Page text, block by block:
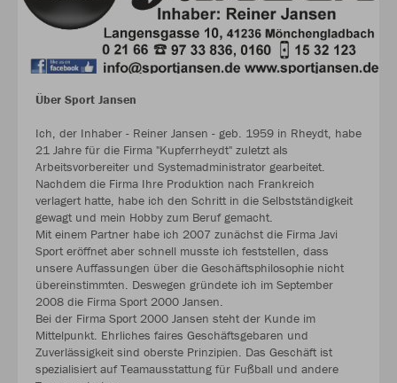
Über Sport Jansen
Ich, der Inhaber - Reiner Jansen - geb. 1959 in Rheydt, habe
21 Jahre für die Firma "Kupferrheydt" zuletzt als
Arbeitsvorbereiter und Systemadministrator gearbeitet.
Nachdem die Firma Ihre Produktion nach Frankreich
verlagert hatte, habe ich den Schritt in die Selbstständigkeit
gewagt und mein Hobby zum Beruf gemacht.
Mit einem Partner habe ich 2007 zunächst die Firma Javi
Sport eröffnet aber schnell musste ich feststellen, dass
unsere Auffassungen über die Geschäftsphilosophie nicht
übereinstimmten. Deswegen gründete ich im September
2008 die Firma Sport 2000 Jansen.
Bei der Firma Sport 2000 Jansen steht der Kunde im
Mittelpunkt. Ehrliches faires Geschäftsgebaren und
Zuverlässigkeit sind oberste Prinzipien. Das Geschäft ist
spezialisiert auf Teamausstattung für Fußball und andere